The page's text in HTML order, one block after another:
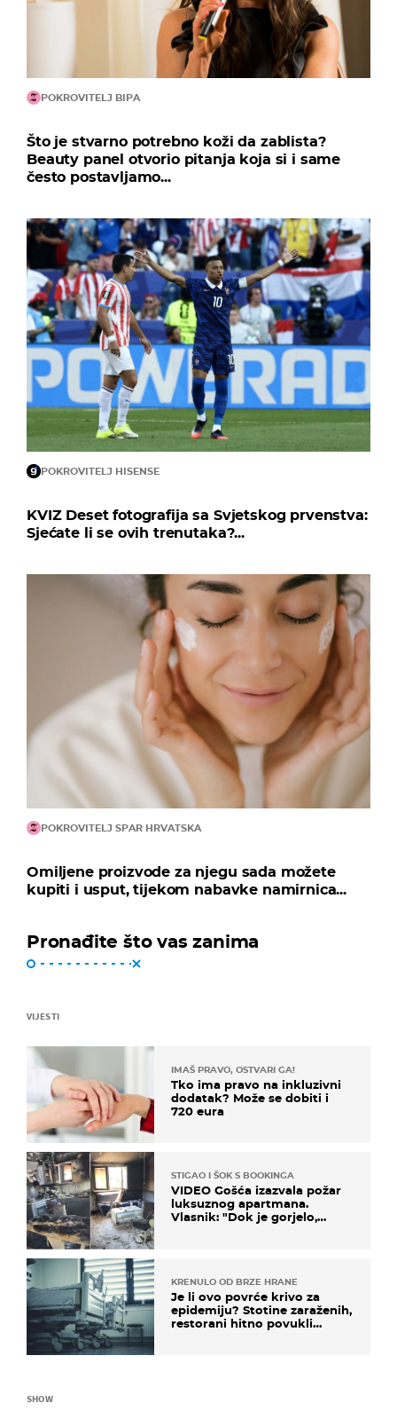
POKROVITELJ BIPA
Što je stvarno potrebno koži da zablista?
Beauty panel otvorio pitanja koja si i same
često postavljamo...
POKROVITELJ HISENSE
KVIZ Deset fotografija sa Svjetskog prvenstva:
Sjećate li se ovih trenutaka?...
POKROVITELJ SPAR HRVATSKA
Omiljene proizvode za njegu sada možete
kupiti i usput, tijekom nabavke namirnica...
Pronađite što vas zanima
VIJESTI
IMAŠ PRAVO, OSTVARI GA!
Tko ima pravo na inkluzivni
dodatak? Može se dobiti i
720 eura
STIGAO I ŠOK S BOOKINGA
VIDEO Gošća izazvala požar
luksuznog apartmana.
Vlasnik: "Dok je gorjelo,
KRENULO OD BRZE HRANE
Je li ovo povrće krivo za
epidemiju? Stotine zaraženih,
restorani hitno povukli
SHOW